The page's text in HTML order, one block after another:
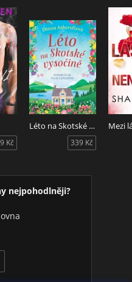
Kč
Léto na Skotské vysočině
339 Kč
nejpohodlněji?